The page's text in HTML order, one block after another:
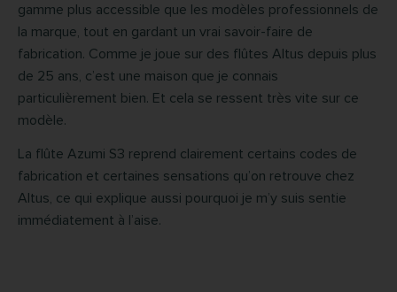
gamme plus accessible que les modèles professionnels de
la marque, tout en gardant un vrai savoir-faire de
fabrication. Comme je joue sur des flûtes Altus depuis plus
de 25 ans, c’est une maison que je connais
particulièrement bien. Et cela se ressent très vite sur ce
modèle.
La flûte Azumi S3 reprend clairement certains codes de
fabrication et certaines sensations qu’on retrouve chez
Altus, ce qui explique aussi pourquoi je m’y suis sentie
immédiatement à l’aise.